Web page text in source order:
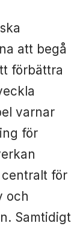
att begå
förbättra
varnar
för
för
och
Samtidigt